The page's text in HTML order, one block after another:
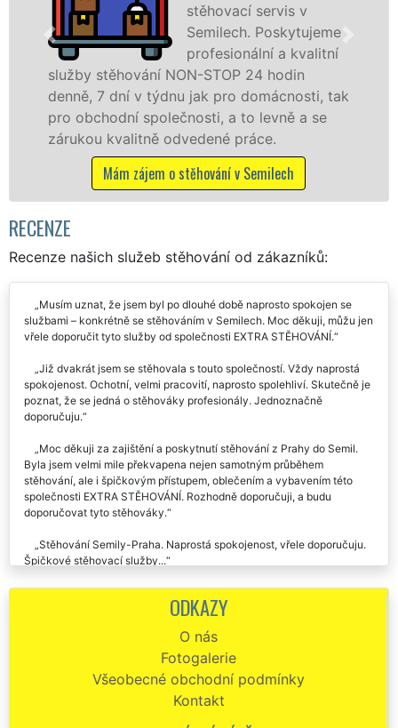
špičkové úrovni se
speciální stěhovací
technikou. Tyto
služby zajišťujeme domácnostem i firmám v
celém okresu Semily se zárukou kvality
franchisové sítě EXTRA STĚHOVÁNÍ.
Nabízíme stěhovací služby NON-STOP
včetně víkendů a svátků bez příplatků.
Mám zájem o stěhovací služby v Semilech
RECENZE
Recenze našich služeb stěhování od zákazníků:
Musím uznat, že jsem byl po dlouhé době naprosto spokojen se
službami – konkrétně se stěhováním v Semilech. Moc děkuji, můžu jen
Již dvakrát jsem se stěhovala s touto společností. Vždy naprostá
spokojenost. Ochotní, velmi pracovití, naprosto spolehliví. Skutečně je
poznat, že se jedná o stěhováky profesionály. Jednoznačně
Moc děkuji za zajištění a poskytnutí stěhování z Prahy do Semil.
Byla jsem velmi mile překvapena nejen samotným průběhem
stěhování, ale i špičkovým přístupem, oblečením a vybavením této
společnosti EXTRA STĚHOVÁNÍ. Rozhodně doporučuji, a budu
Stěhování Semily-Praha. Naprostá spokojenost, vřele doporučuju.
Jsem naprosto spokojený a děkuji za vaši ochotu při stěhování ze
Semil. Vše pro mě rychle naplánovali a s vašimi pracovníky jsem byl
také velmi spokojen. Veškeré vybavení rychle naložili, vyložili a ještě
mě dovezli zpět k mému autu. Moc děkuji.
Děkuji za profesionální přístup a velkou pomoc. Stěhování ze Semil
do Prahy proběhlo hladce a cena byla více než příznivá. Mohu jen
ODKAZY
O nás
Fotogalerie
Všeobecné obchodní podmínky
Kontakt